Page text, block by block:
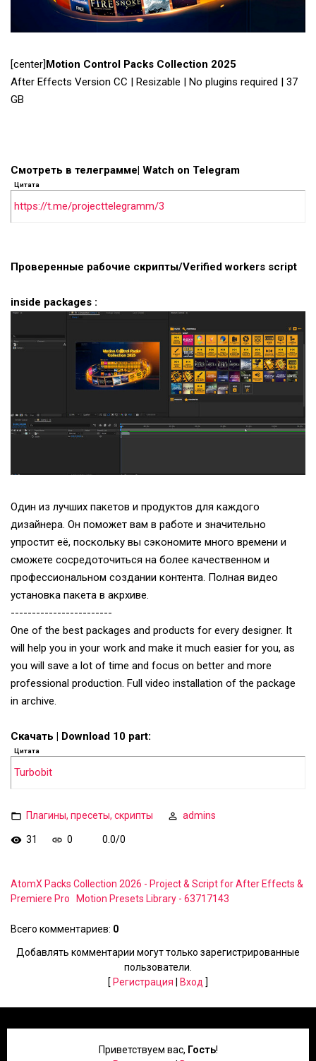
[center]Motion Control Packs Collection 2025
After Effects Version CC | Resizable | No plugins required | 37
GB
Смотреть в телеграмме| Watch on Telegram
Цитата
https://t.me/projecttelegramm/3
Проверенные рабочие скрипты/Verified workers script
inside packages :
Один из лучших пакетов и продуктов для каждого
дизайнера. Он поможет вам в работе и значительно
упростит её, поскольку вы сэкономите много времени и
сможете сосредоточиться на более качественном и
профессиональном создании контента. Полная видео
установка пакета в акрхиве.
------------------------
One of the best packages and products for every designer. It
will help you in your work and make it much easier for you, as
you will save a lot of time and focus on better and more
professional production. Full video installation of the package
in archive.
Скачать | Download 10 part:
Цитата
Turbobit
Плагины, пресеты, скрипты admins
31 0 0.0/0
AtomX Packs Collection 2026 - Project & Script for After Effects &
Premiere Pro
Motion Presets Library - 63717143
Всего комментариев: 0
Добавлять комментарии могут только зарегистрированные
пользователи.
[ Регистрация Вход ]
Приветствуем вас, Гость!